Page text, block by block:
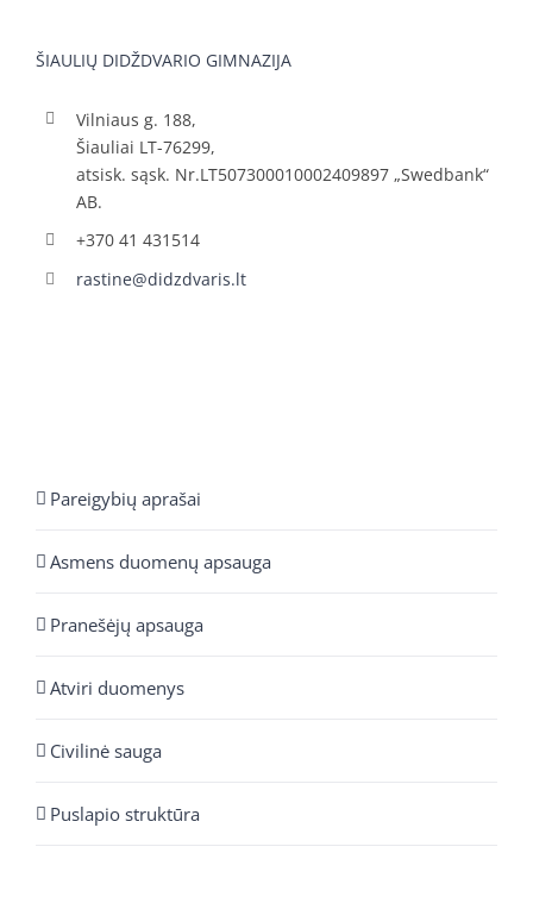
ŠIAULIŲ DIDŽDVARIO GIMNAZIJA
Vilniaus g. 188,
Šiauliai LT-76299,
atsisk. sąsk. Nr.LT507300010002409897 „Swedbank“
AB.
+370 41 431514
rastine@didzdvaris.lt
Pareigybių aprašai
Asmens duomenų apsauga
Pranešėjų apsauga
Atviri duomenys
Civilinė sauga
Puslapio struktūra